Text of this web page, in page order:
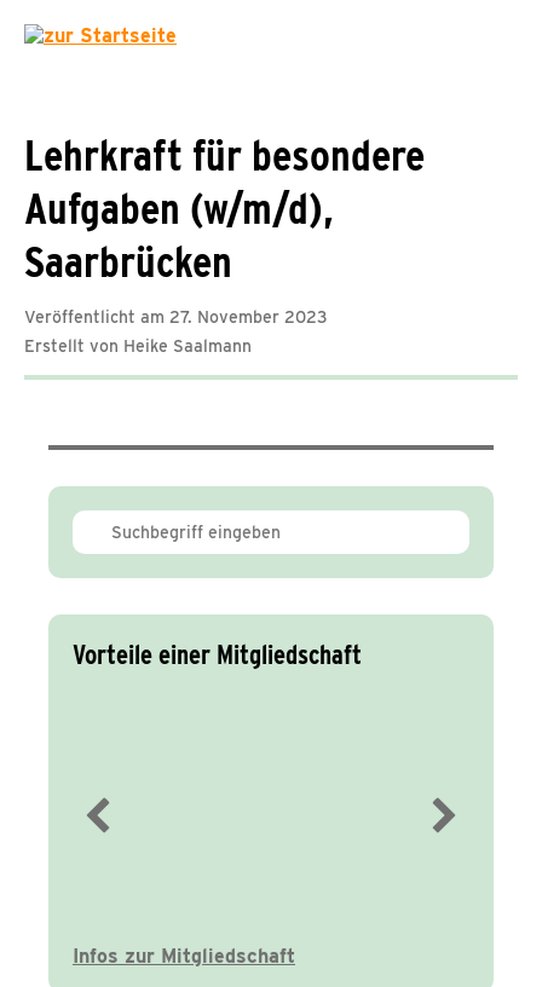
Lehrkraft für besondere
Aufgaben (w/m/d),
Saarbrücken
Veröffentlicht am 27. November 2023
Erstellt von Heike Saalmann
Vorteile einer Mitgliedschaft
Infos zur Mitgliedschaft